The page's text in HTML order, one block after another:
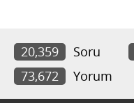
20,359 Soru
73,672
Yorum